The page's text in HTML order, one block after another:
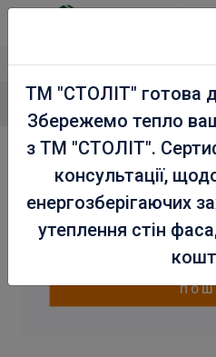
ТМ "СТОЛІТ" готова
Збережемо тепло
з ТМ "СТОЛІТ".
консультації,
енергозберігаючих
утеплення стін
Головна / Магазин